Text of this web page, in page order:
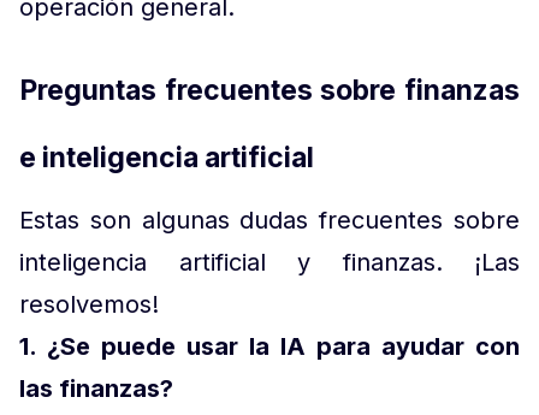
operación general.
Preguntas frecuentes sobre finanzas
e inteligencia artificial
Estas son algunas dudas frecuentes sobre
inteligencia artificial y finanzas. ¡Las
resolvemos!
1. ¿Se puede usar la IA para ayudar con
las finanzas?